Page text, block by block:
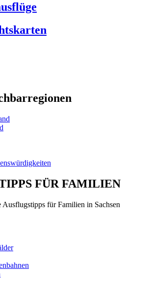
FÜR FAMILIEN
Ausflugstipps für Familien in Sachsen